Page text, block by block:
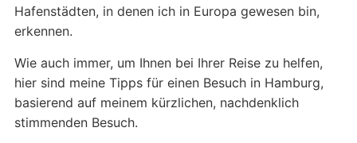
Hafenstädten, in denen ich in Europa gewesen bin,
erkennen.
Wie auch immer, um Ihnen bei Ihrer Reise zu helfen,
hier sind meine Tipps für einen Besuch in Hamburg,
basierend auf meinem kürzlichen, nachdenklich
stimmenden Besuch.